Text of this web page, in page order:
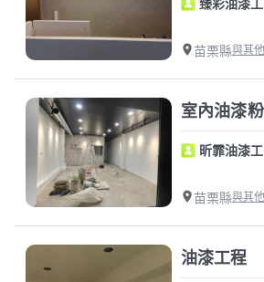
臻彩油漆
苗栗縣與其
室內油漆
昕霏油漆
苗栗縣與其
油漆工程